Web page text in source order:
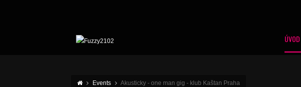
ÚVOD
Events Akusticky - one man gig - klub Kaštan Praha